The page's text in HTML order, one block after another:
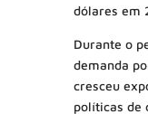
dólares em
Durante o
demanda
cresceu
políticas de